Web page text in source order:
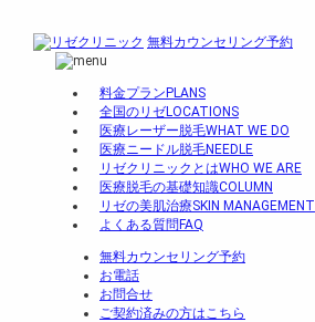
無料カウンセリング予約
料金プラン PLANS
全国のリゼLOCATIONS
医療レーザー脱毛WHAT WE DO
医療ニードル脱毛NEEDLE
リゼクリニックとはWHO WE ARE
医療脱毛の基礎知識COLUMN
リゼの美肌治療SKIN MANAGEMENT
よくある質問 FAQ
無料カウンセリング予約
お電話
お問合せ
ご契約済みの方はこちら